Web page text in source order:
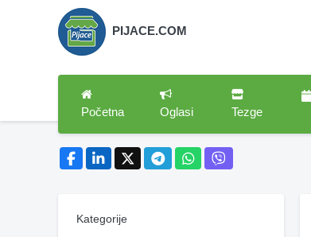
PIJACE.COM
Početna Oglasi Tezge
Kategorije